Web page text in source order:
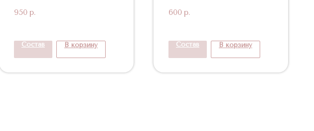
950 р.
Состав В корзину
600 р.
Состав В корзину